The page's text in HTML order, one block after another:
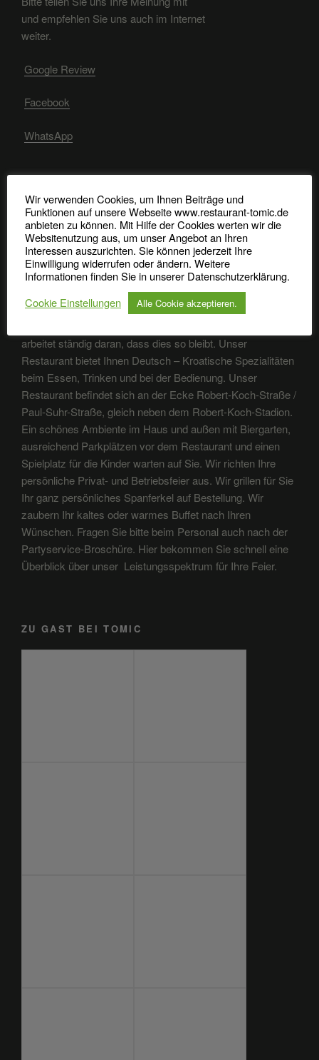
und empfehlen Sie uns auch im Internet
weiter.
Google Review
Facebook
WhatsApp
RECHTLICHE HINWEISE
Impressum, Datenschutz, Bildquellen
Allergene Nachweise
arbeitet ständig daran, dass dies so bleibt. Unser
Restaurant bietet Ihnen Deutsch – Kroatische Spezialitäten
beim Essen, Trinken und bei der Bedienung. Unser
Restaurant befindet sich an der Ecke Robert-Koch-Straße /
Paul-Suhr-Straße, gleich neben dem Robert-Koch-Stadion.
Ein schönes Ambiente im Haus und außen mit Biergarten,
ausreichend Parkplätzen vor dem Restaurant und einen
Spielplatz für die Kinder warten auf Sie. Wir richten Ihre
persönliche Privat- und Betriebsfeier aus. Wir grillen für Sie
Ihr ganz persönliches Spanferkel auf Bestellung. Wir
zaubern Ihr kaltes oder warmes Buffet nach Ihren
Wünschen. Fragen Sie bitte beim Personal auch nach der
Partyservice-Broschüre. Hier bekommen Sie schnell eine
Überblick über unser Leistungsspektrum für Ihre Feier.
ZU GAST BEI TOMIC
Wir verwenden Cookies, um Ihnen Beiträge und
Funktionen auf unsere Webseite www.restaurant-tomic.de
anbieten zu können. Mit Hilfe der Cookies werten wir die
Websitenutzung aus, um unser Angebot an Ihren
Interessen auszurichten. Sie können jederzeit Ihre
Einwilligung widerrufen oder ändern. Weitere
Informationen finden Sie in unserer Datenschutzerklärung.
Cookie Einstellungen
Alle Cookie akzeptieren.